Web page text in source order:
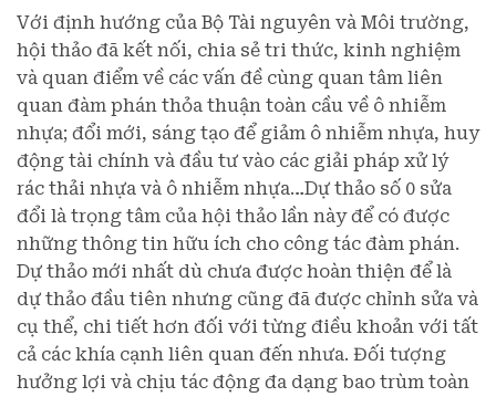
Với định hướng của Bộ Tài nguyên và Môi trường,
hội thảo đã kết nối, chia sẻ tri thức, kinh nghiệm
và quan điểm về các vấn đề cùng quan tâm liên
quan đàm phán thỏa thuận toàn cầu về ô nhiễm
nhựa; đổi mới, sáng tạo để giảm ô nhiễm nhựa, huy
động tài chính và đầu tư vào các giải pháp xử lý
rác thải nhựa và ô nhiễm nhựa…Dự thảo số 0 sửa
đổi là trọng tâm của hội thảo lần này để có được
những thông tin hữu ích cho công tác đàm phán.
Dự thảo mới nhất dù chưa được hoàn thiện để là
dự thảo đầu tiên nhưng cũng đã được chỉnh sửa và
cụ thể, chi tiết hơn đối với từng điều khoản với tất
cả các khía cạnh liên quan đến nhưa. Đối tượng
hưởng lợi và chịu tác động đa dạng bao trùm toàn